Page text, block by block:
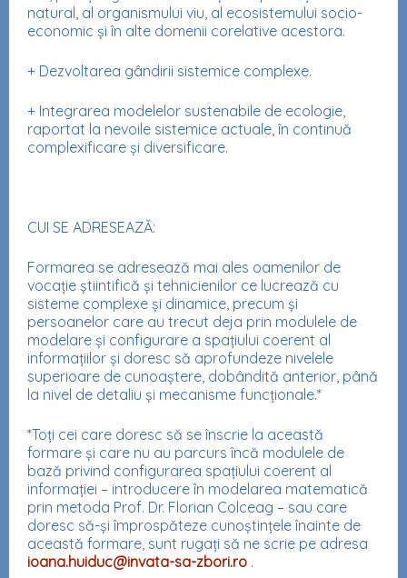
natural, al organismului viu, al ecosistemului socio-
economic și în alte domenii corelative acestora.
+ Dezvoltarea gândirii sistemice complexe.
+ Integrarea modelelor sustenabile de ecologie,
raportat la nevoile sistemice actuale, în continuă
complexificare și diversificare.
CUI SE ADRESEAZĂ:
Formarea se adresează mai ales oamenilor de
vocație știintifică și tehnicienilor ce lucrează cu
sisteme complexe și dinamice, precum și
persoanelor care au trecut deja prin modulele de
modelare și configurare a spațiului coerent al
informațiilor și doresc să aprofundeze nivelele
superioare de cunoaștere, dobândită anterior, până
la nivel de detaliu și mecanisme funcționale.*
*Toți cei care doresc să se înscrie la această
formare și care nu au parcurs încă modulele de
bază privind configurarea spațiului coerent al
informației – introducere în modelarea matematică
prin metoda Prof. Dr. Florian Colceag – sau care
doresc să-și împrospăteze cunoștințele înainte de
această formare, sunt rugați să ne scrie pe adresa
ioana.huiduc@invata-sa-zbori.ro .